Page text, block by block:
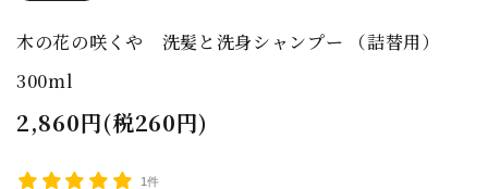
木の花の咲くや 洗髪と洗身シャンプー （詰替用）
300ml
2,860円(税260円)
1件